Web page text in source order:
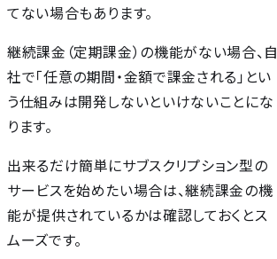
てない場合もあります。
継続課金（定期課金）の機能がない場合、自
社で「任意の期間・金額で課金される」とい
う仕組みは開発しないといけないことにな
ります。
出来るだけ簡単にサブスクリプション型の
サービスを始めたい場合は、継続課金の機
能が提供されているかは確認しておくとス
ムーズです。